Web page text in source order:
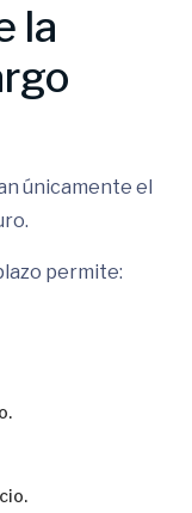
la
únicamente el
permite: